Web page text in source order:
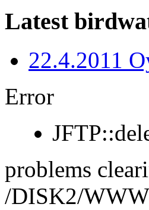
Latest
22.4.2011
Error
problems
/DISK2/